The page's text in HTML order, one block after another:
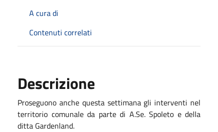
A cura di
Contenuti correlati
Descrizione
Proseguono anche questa settimana gli interventi nel
territorio comunale da parte di A.Se. Spoleto e della
ditta Gardenland.